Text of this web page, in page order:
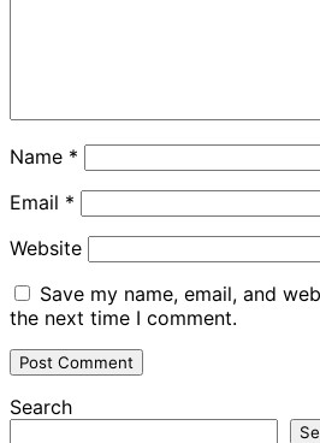
Name *
Email *
Website
Save my name, email, and
the next time I comment.
Search